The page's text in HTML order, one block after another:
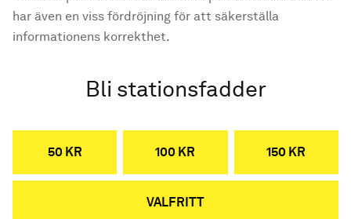
har även en viss fördröjning för att säkerställa
informationens korrekthet.
Bli stationsfadder
50 KR 100 KR 150 KR
VALFRITT